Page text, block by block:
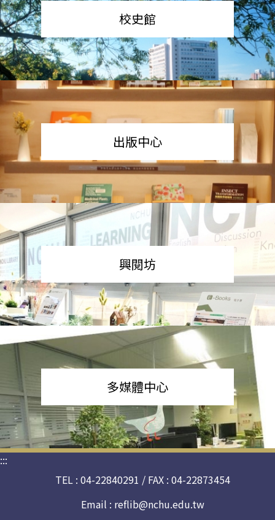
校史館
出版中心
興閱坊
多媒體中心
:::
TEL : 04-22840291 / FAX : 04-22873454
Email : reflib@nchu.edu.tw